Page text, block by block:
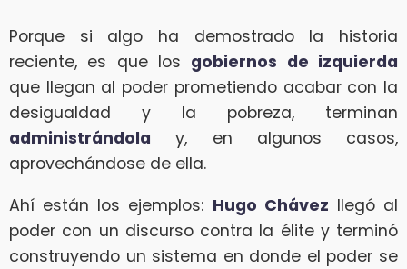
Porque si algo ha demostrado la historia
reciente, es que los gobiernos de izquierda
que llegan al poder prometiendo acabar con la
desigualdad y la pobreza, terminan
administrándola y, en algunos casos,
aprovechándose de ella.
Ahí están los ejemplos: Hugo Chávez llegó al
poder con un discurso contra la élite y terminó
construyendo un sistema en donde el poder se